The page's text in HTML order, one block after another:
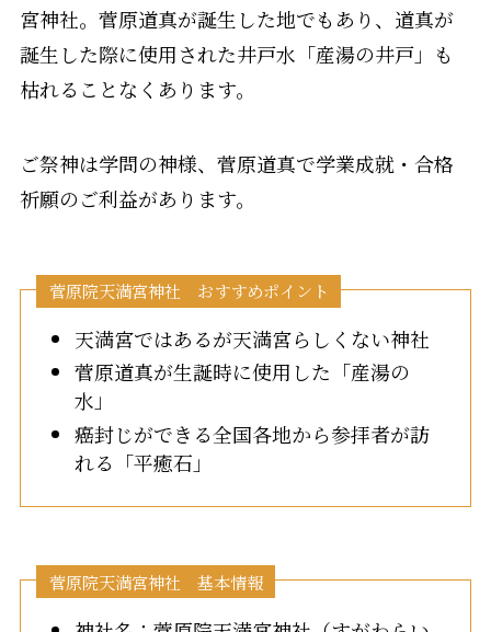
宮神社。菅原道真が誕生した地でもあり、道真が
誕生した際に使用された井戸水「産湯の井戸」も
枯れることなくあります。
ご祭神は学問の神様、菅原道真で学業成就・合格
祈願のご利益があります。
菅原院天満宮神社 おすすめポイント
天満宮ではあるが天満宮らしくない神社
菅原道真が生誕時に使用した「産湯の
水」
癌封じができる全国各地から参拝者が訪
れる「平癒石」
菅原院天満宮神社 基本情報